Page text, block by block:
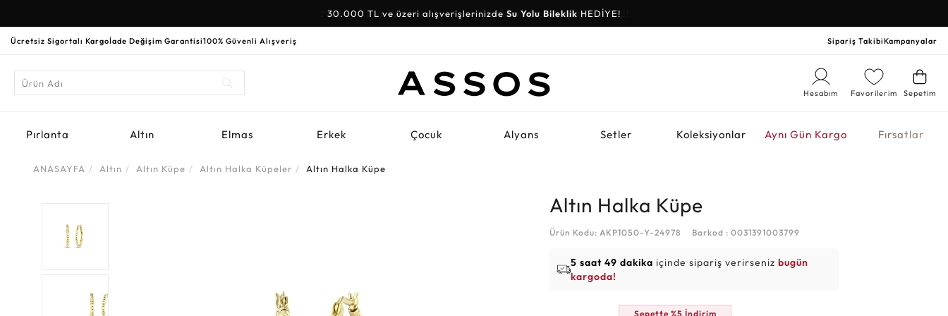
30.000 TL ve üzeri alışverişlerinizde Su Yolu Bileklik HEDİYE!
Ücretsiz Sigortalı Kargoİade Değişim Garantisi100% Güvenli Alışveriş Sipariş TakibiKampanyalar
Sepetim
Favorilerim
Hesabım
Pırlanta Altın Elmas Erkek Çocuk Alyans Setler Koleksiyonlar Aynı Gün Kargo Fırsatlar
ANASAYFA Altın Altın Küpe Altın Halka Küpeler Altın Halka Küpe
Altın Halka Küpe
Ürün Kodu: AKP1050-Y-24978 Barkod : 0031391003799
5 saat 49 dakika içinde sipariş verirsenizbugün
kargoda!
Sepette %5 İndirim